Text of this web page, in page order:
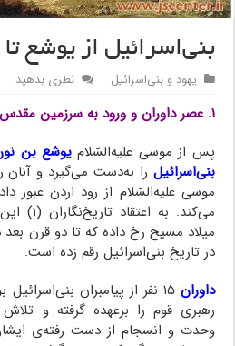
بنی‌اسرائیل از یوشع
یهود و بنی‌اسرائیل نظری بدهید
۱. عصر داوران و ورود به سرزمین مقدس
پس از موسی علیه‌السّلامیوشع بن
بنی‌اسرائیل را به‌دست می‌گیرد و آنان
موسی علیه‌السّلام از رود اردن عبور
میلاد مسیح رخ داده که تا دو قرن بعد
در تاریخ بنی‌اسرائیل رقم زده است.
داوران
۱۵ نفر از پیامبران
رهبری قوم را برعهده گرفته و
وحدت و انسجام از دست رفته‌ی